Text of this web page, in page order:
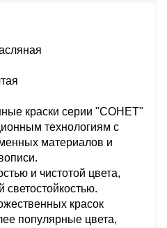
краски серии "СОНЕТ"
технологиям с
материалов и
и чистотой цвета,
светостойкостью.
красок
популярные цвета,